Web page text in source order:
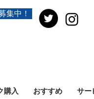
集中！
購入 おすすめ サー